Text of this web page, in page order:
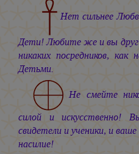
Нет сильнее
Дети! Любите же и вы
никаких посредников,
Детьми.
Не смейте
силой и искусственно!
свидетели и ученики, и
насилие!